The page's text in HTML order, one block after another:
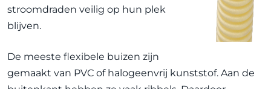
stroomdraden veilig op hun plek
blijven.
De meeste flexibele buizen zijn
gemaakt van PVC of halogeenvrij kunststof. Aan de